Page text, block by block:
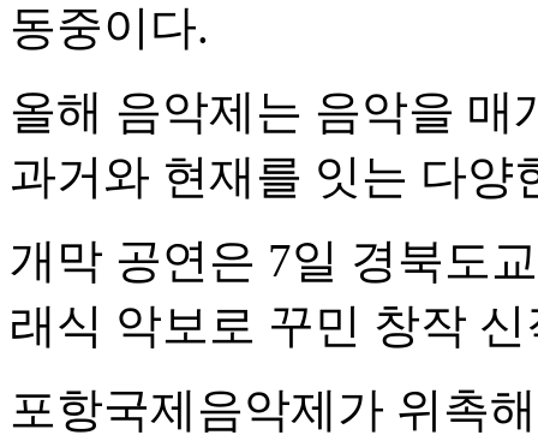
동중이다.
올해 음악제는 음악을 매
과거와 현재를 잇는 다양
개막 공연은 7일 경북도
래식 악보로 꾸민 창작
포항국제음악제가 위촉